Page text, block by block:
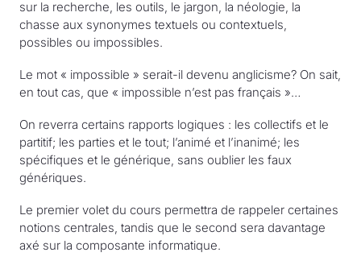
sur la recherche, les outils, le jargon, la néologie, la
chasse aux synonymes textuels ou contextuels,
possibles ou impossibles.
Le mot « impossible » serait-il devenu anglicisme? On sait,
en tout cas, que « impossible n’est pas français »…
On reverra certains rapports logiques : les collectifs et le
partitif; les parties et le tout; l’animé et l’inanimé; les
spécifiques et le générique, sans oublier les faux
génériques.
Le premier volet du cours permettra de rappeler certaines
notions centrales, tandis que le second sera davantage
axé sur la composante informatique.